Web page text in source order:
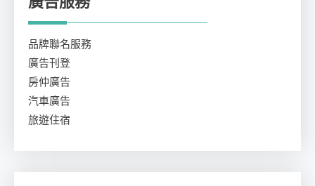
品牌聯名服務
廣告刊登
房仲廣告
汽車廣告
旅遊住宿